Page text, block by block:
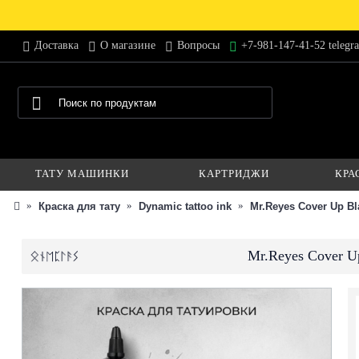
Доставка О магазине Вопросы +7-981-147-41-52
ТАТУ МАШИНКИ КАРТРИДЖИ
Краска для тату Dynamic tattoo ink Mr.Reyes Cover Up
Mr.Reyes Cover